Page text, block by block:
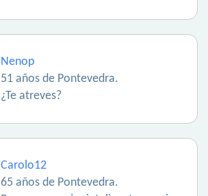
Nenop
51 años de Pontevedra.
¿Te atreves?
Carolo12
65 años de Pontevedra.